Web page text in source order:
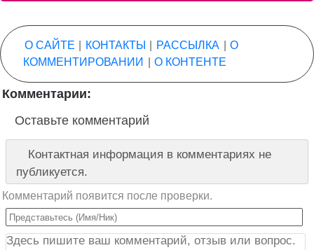
О САЙТЕ КОНТАКТЫ РАССЫЛКА
О
КОММЕНТИРОВАНИИ
О КОНТЕНТЕ
Комментарии:
Оставьте комментарий
Контактная информация в комментариях не
публикуется.
Комментарий появится после проверки.